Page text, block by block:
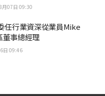
07日 09:30
任行業資深從業員Mike
事總經理
日 09:46